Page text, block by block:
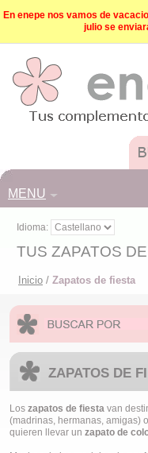
En enepe nos vamos de
julio se
MENU
Idioma:
TUS ZAPATOS
Inicio / Zapatos de fiesta
ZAPATOS DE
Los zapatos de fiesta van
(madrinas, hermanas, amigas)
quieren llevar un zapato de